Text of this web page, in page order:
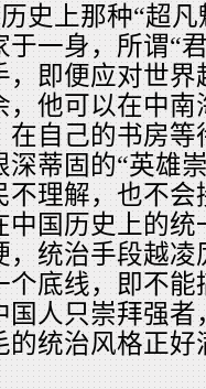
史上那种“超
于一身，所谓“
，即便应对世
，他可以在中
在自己的书房
深蒂固的“英雄
不理解，也不
中国历史上的
，统治手段越
个底线，即不
国人只崇拜强
的统治风格正